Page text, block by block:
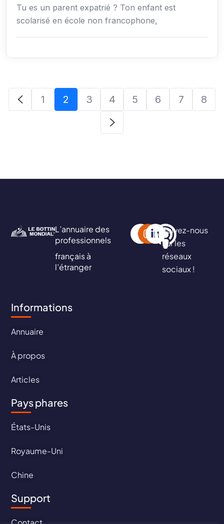
Tu es un parent expatrié ? Ton enfant est
scolarisé en école non francophone,
1 2 3 4 5 6 7 8
L’annuaire des
professionnels
français à
l’étranger
Suivez-nous
sur les
réseaux
sociaux !
Informations
Annuaire
À propos
Articles
Pays phares
États-Unis
Royaume-Uni
Chine
Support